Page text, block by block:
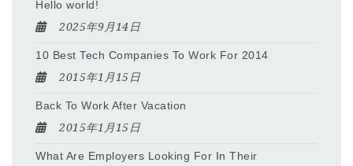
Hello world!
2025年9月14日
10 Best Tech Companies To Work For 2014
2015年1月15日
Back To Work After Vacation
2015年1月15日
What Are Employers Looking For In Their